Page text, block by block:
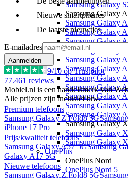
Samsung Galaxy
Samsung Galaxy A
Samsung Galaxy
Samsung Galaxy
Samsung Galaxy
Samsung Galaxy
Samsung Galaxy
Samsung Galaxy
Samsung Galaxy
Samsung Galaxy
Samsung Galaxy
Samsung Galaxy
Samsung Galaxy
Samsung Galaxy X
Samsung Galaxy
Samsung Galaxy
OnePlus
OnePlus Nord
OnePlus Nord 5
Nieuwe smartphones
De laatste nieuwtjes
E-mailadres
Aanmelden
9/10 op Trustpilot
77.461 reviews
Mobiel.nl is een handelsmerk van
Alle prijzen zijn inclusief btw.
Premium telefoons
Samsung Galaxy Z Fold8 5G
iPhone 17 Pro
Prijs/kwaliteit telefoons
Samsung Galaxy A57 5GSamsung
Galaxy A17 5G
Nieuwe telefoons
Samsung Galaxy Z Fold8 5G